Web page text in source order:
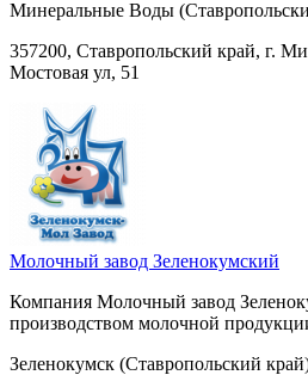
Минеральные Воды
357200, Ставропольский край, г.
Мостовая ул, 51
Молочный завод Зеленокумский
Компания Молочный завод
производством молочной
Зеленокумск (Ставропольский